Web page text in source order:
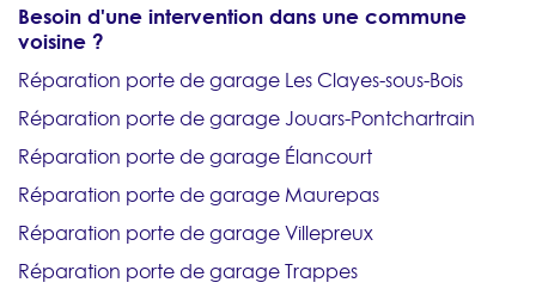
Besoin d'une intervention dans une commune
voisine ?
Réparation porte de garage Les Clayes-sous-Bois
Réparation porte de garage Jouars-Pontchartrain
Réparation porte de garage Élancourt
Réparation porte de garage Maurepas
Réparation porte de garage Villepreux
Réparation porte de garage Trappes